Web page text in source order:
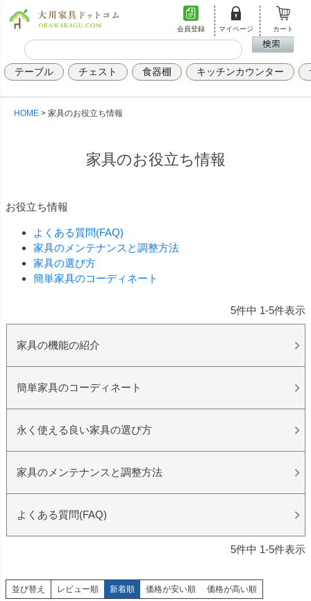
会員登録 マイページ カート
テーブル チェスト 食器棚 キッチンカウンター
HOME 家具のお役立ち情報
家具のお役立ち情報
お役立ち情報
よくある質問(FAQ)
家具のメンテナンスと調整方法
家具の選び方
簡単家具のコーディネート
5件中 1-5件表示
家具の機能の紹介
簡単家具のコーディネート
永く使える良い家具の選び方
家具のメンテナンスと調整方法
よくある質問(FAQ)
5件中 1-5件表示
並び替え レビュー順 新着順 価格が安い順 価格が高い順